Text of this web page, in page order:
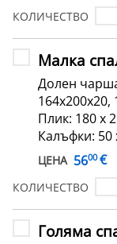
КОЛИЧЕСТВО
Малка
Долен
164х200х20,
Плик: 180 х
Калъфки: 50
ЦЕНА 5600 €
КОЛИЧЕСТВО
Голяма